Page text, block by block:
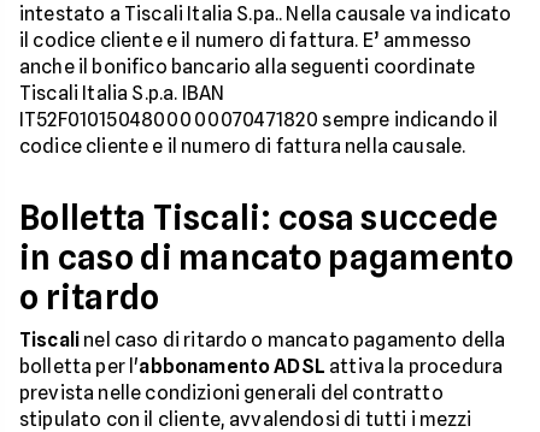
intestato a Tiscali Italia S.pa.. Nella causale va indicato
il codice cliente e il numero di fattura. E’ ammesso
anche il bonifico bancario alla seguenti coordinate
Tiscali Italia S.p.a. IBAN
IT52F0101504800000070471820 sempre indicando il
codice cliente e il numero di fattura nella causale.
Bolletta Tiscali: cosa succede
in caso di mancato pagamento
o ritardo
Tiscali nel caso di ritardo o mancato pagamento della
bolletta per l'abbonamento ADSL attiva la procedura
prevista nelle condizioni generali del contratto
stipulato con il cliente, avvalendosi di tutti i mezzi